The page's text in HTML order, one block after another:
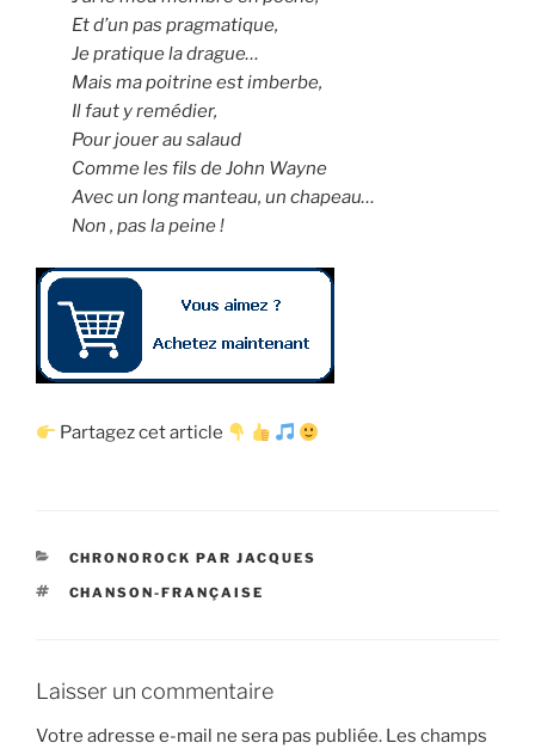
Et d’un pas pragmatique,
Je pratique la drague…
Mais ma poitrine est imberbe,
Il faut y remédier,
Pour jouer au salaud
Comme les fils de John Wayne
Avec un long manteau, un chapeau…
Non , pas la peine !
Partagez cet article
CATÉGORIES
CHRONOROCK PAR JACQUES
ÉTIQUETTES
CHANSON-FRANÇAISE
Laisser un commentaire
Votre adresse e-mail ne sera pas publiée. Les champs